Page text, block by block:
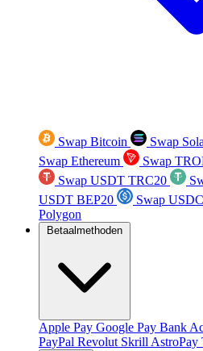
Swap Bitcoin Swap
Swap Ethereum
Swap
Swap USDT TRC20
USDT BEP20
Swap
Polygon
Betaalmethoden
Apple Pay Google Pay Bank
PayPal Revolut Skrill AstroPay